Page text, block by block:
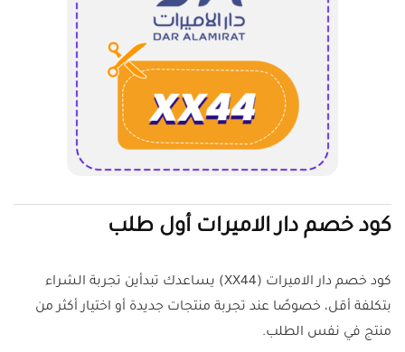
كود خصم دار الاميرات أول طلب
كود خصم دار الاميرات (XX44) يساعدك تبدأين تجربة الشراء
بتكلفة أقل، خصوصًا عند تجربة منتجات جديدة أو اختيار أكثر من
منتج في نفس الطلب.